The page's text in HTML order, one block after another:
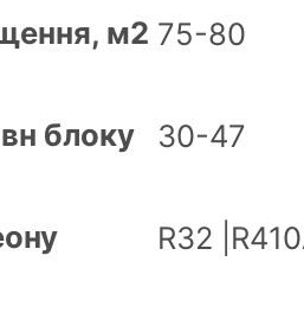
м2 75-80
блоку 30-47
R32